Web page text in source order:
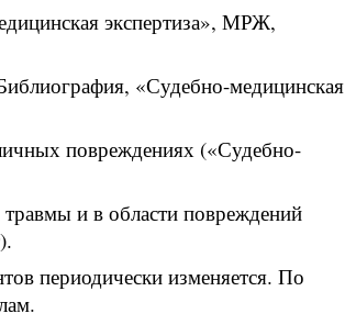
экспертиза», МРЖ,
«Судебно-медицинская
повреждениях («Судебно-
и в области повреждений
периодически изменяется. По